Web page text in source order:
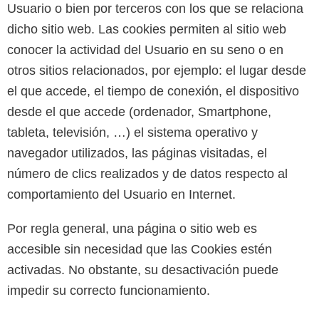
Usuario o bien por terceros con los que se relaciona
dicho sitio web. Las cookies permiten al sitio web
conocer la actividad del Usuario en su seno o en
otros sitios relacionados, por ejemplo: el lugar desde
el que accede, el tiempo de conexión, el dispositivo
desde el que accede (ordenador, Smartphone,
tableta, televisión, …) el sistema operativo y
navegador utilizados, las páginas visitadas, el
número de clics realizados y de datos respecto al
comportamiento del Usuario en Internet.
Por regla general, una página o sitio web es
accesible sin necesidad que las Cookies estén
activadas. No obstante, su desactivación puede
impedir su correcto funcionamiento.